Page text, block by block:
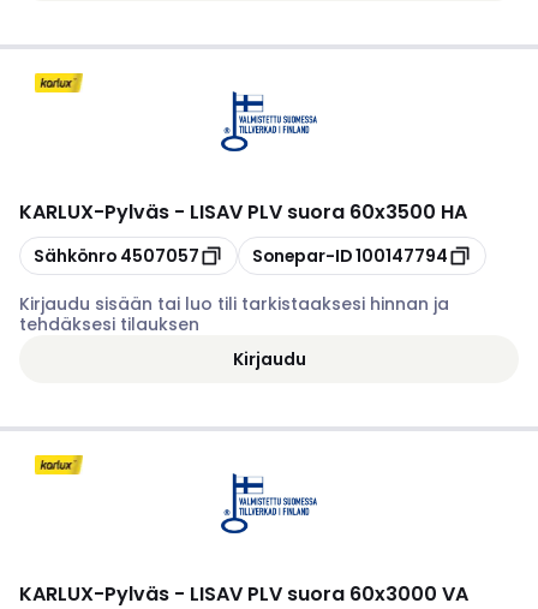
KARLUX-Pylväs - LISAV PLV suora 60x3500 HA
Kopioi
Sähkönro 4507057 Kopioi
Sonepar-ID100147794
Kirjaudu sisään tai luo tili tarkistaaksesi hinnan ja
tehdäksesi tilauksen
Kirjaudu
KARLUX-Pylväs - LISAV PLV suora 60x3000 VA